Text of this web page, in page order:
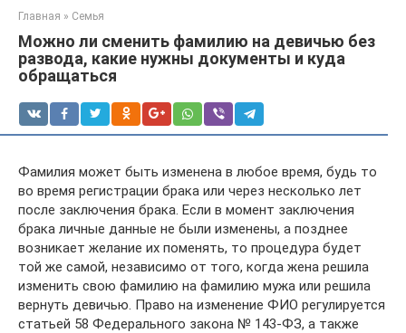
Главная » Семья
Можно ли сменить фамилию на девичью без
развода, какие нужны документы и куда
обращаться
Фамилия может быть изменена в любое время, будь то
во время регистрации брака или через несколько лет
после заключения брака. Если в момент заключения
брака личные данные не были изменены, а позднее
возникает желание их поменять, то процедура будет
той же самой, независимо от того, когда жена решила
изменить свою фамилию на фамилию мужа или решила
вернуть девичью. Право на изменение ФИО регулируется
статьей 58 Федерального закона № 143-ФЗ, а также